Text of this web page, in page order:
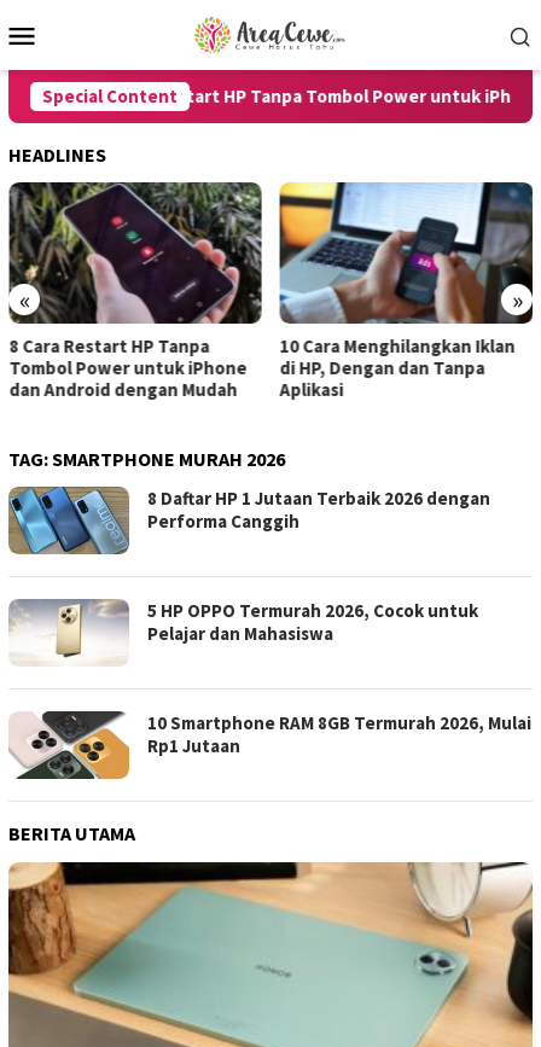
to
Menu
Special Content
8 Cara Restart HP Tanpa Tombol Power untuk iPhone
HEADLINES
« »
10 Cara Menghilangkan Iklan
di HP, Dengan dan Tanpa
Aplikasi
7 Cara Merekam Suara di HP
untuk Android dan iPhone
dengan Hasil Jernih
TAG:SMARTPHONE MURAH 2026
8 Daftar HP 1 Jutaan Terbaik 2026 dengan
Performa Canggih
5 HP OPPO Termurah 2026, Cocok untuk
Pelajar dan Mahasiswa
10 Smartphone RAM 8GB Termurah 2026, Mulai
Rp1 Jutaan
BERITA UTAMA